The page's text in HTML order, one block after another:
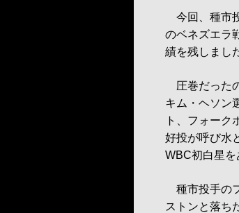
今回、種市
のベネズエラ
績を残しまし
圧巻だった
キム・ヘソン
ト、フォーク
好投が呼び水
WBC初白星を
種市投手の
ストンと落ち